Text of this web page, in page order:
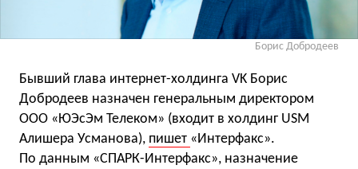
Борис Добродеев
Бывший глава интернет-холдинга VK Борис
Добродеев назначен генеральным директором
ООО «ЮЭсЭм Телеком» (входит в холдинг USM
Алишера Усманова), пишет «Интерфакс».
По данным «СПАРК-Интерфакс», назначение